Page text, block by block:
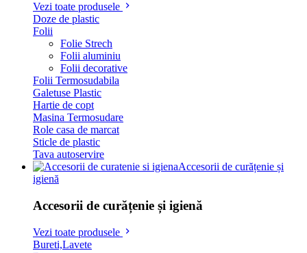
Vezi toate produsele
Doze de plastic
Folii
Folie Strech
Folii aluminiu
Folii decorative
Folii Termosudabila
Galetuse Plastic
Hartie de copt
Masina Termosudare
Role casa de marcat
Sticle de plastic
Tava autoservire
Accesorii de curățenie și
igienă
Accesorii de curățenie și igienă
Vezi toate produsele
Bureti,Lavete